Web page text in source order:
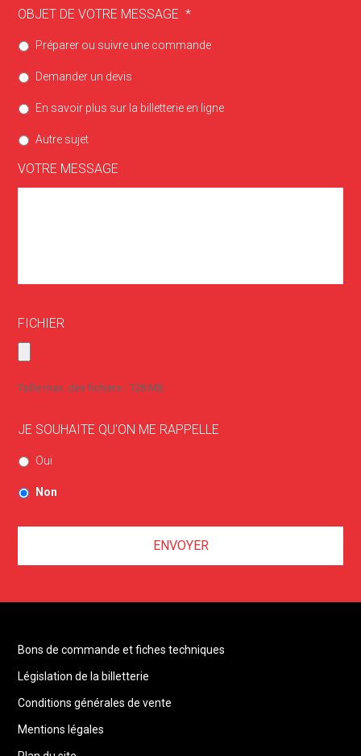
OBJET DE VOTRE MESSAGE *
Préparer ou suivre une commande
Demander un devis
En savoir plus sur la billetterie en ligne
Autre sujet
VOTRE MESSAGE
FICHIER
Taille max. des fichiers : 128 MB.
JE SOUHAITE QU'ON ME RAPPELLE
Oui
Non
Bons de commande et fiches techniques
Législation de la billetterie
Conditions générales de vente
Mentions légales